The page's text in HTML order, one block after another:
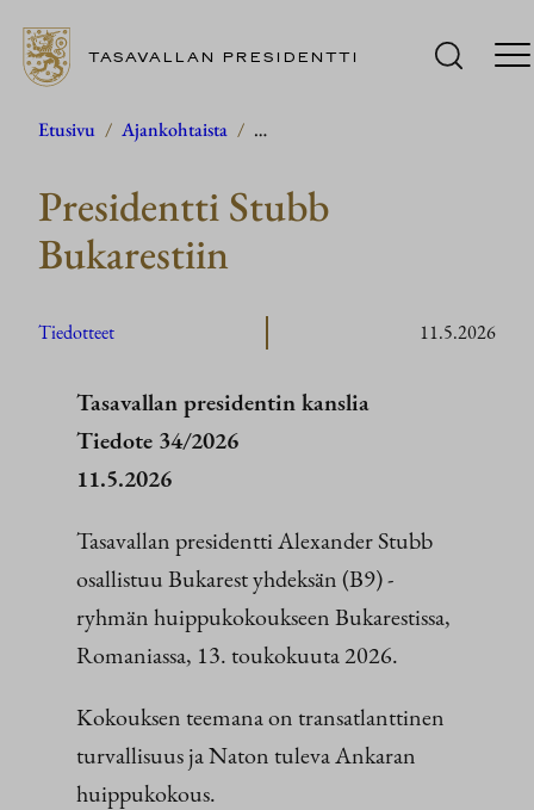
Siirry
TASAVALLAN PRESIDENTTI
Etusivu / Ajankohtaista / …
Presidentti Stubb
Bukarestiin
Tiedotteet 11.5.2026
Tasavallan presidentin kanslia
Tiedote 34/2026
11.5.2026
Tasavallan presidentti Alexander Stubb
osallistuu Bukarest yhdeksän (B9) -
ryhmän huippukokoukseen Bukarestissa,
Romaniassa, 13. toukokuuta 2026.
Kokouksen teemana on transatlanttinen
turvallisuus ja Naton tuleva Ankaran
huippukokous.